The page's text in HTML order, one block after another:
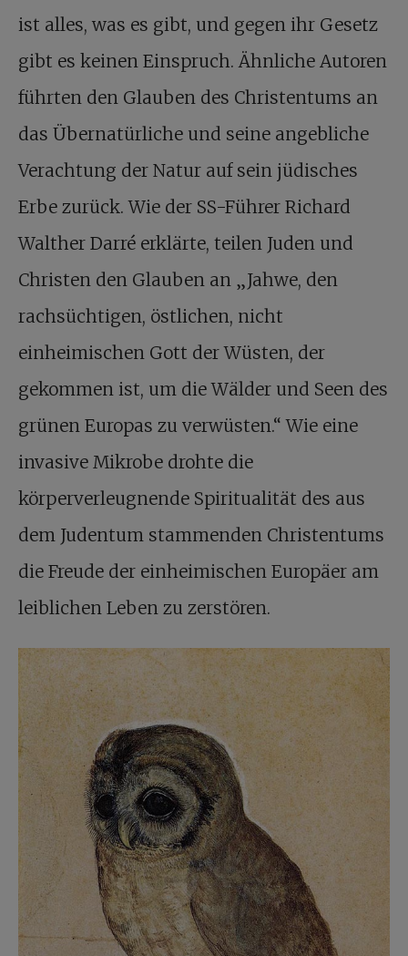
ist alles, was es gibt, und gegen ihr Gesetz
gibt es keinen Einspruch. Ähnliche Autoren
führten den Glauben des Christentums an
das Übernatürliche und seine angebliche
Verachtung der Natur auf sein jüdisches
Erbe zurück. Wie der SS-Führer Richard
Walther Darré erklärte, teilen Juden und
Christen den Glauben an „Jahwe, den
rachsüchtigen, östlichen, nicht
einheimischen Gott der Wüsten, der
gekommen ist, um die Wälder und Seen des
grünen Europas zu verwüsten.“ Wie eine
invasive Mikrobe drohte die
körperverleugnende Spiritualität des aus
dem Judentum stammenden Christentums
die Freude der einheimischen Europäer am
leiblichen Leben zu zerstören.